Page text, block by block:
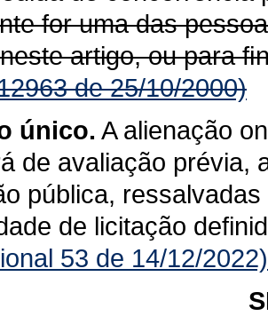
for uma das
artigo, ou para
de 25/10/2000)
único. A alienação
de avaliação prévia,
pública,
de licitação
53 de 14/12/2022)